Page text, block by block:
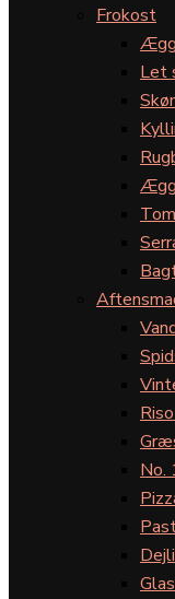
Frokost
Let
No.